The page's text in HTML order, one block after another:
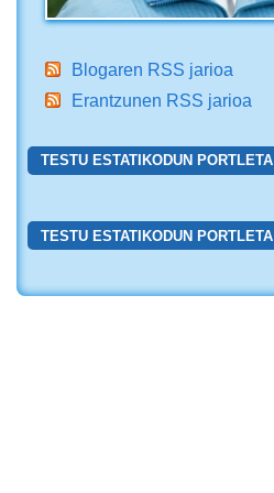
Blogaren RSS jarioa
Erantzunen RSS jarioa
TESTU ESTATIKODUN PORTLETA
TESTU ESTATIKODUN PORTLETA